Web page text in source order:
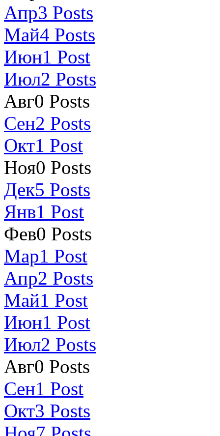
Апр3 Posts
Май4 Posts
Июн1 Post
Июл2 Posts
Авг0 Posts
Сен2 Posts
Окт1 Post
Ноя0 Posts
Дек5 Posts
Янв1 Post
Фев0 Posts
Мар1 Post
Апр2 Posts
Май1 Post
Июн1 Post
Июл2 Posts
Авг0 Posts
Сен1 Post
Окт3 Posts